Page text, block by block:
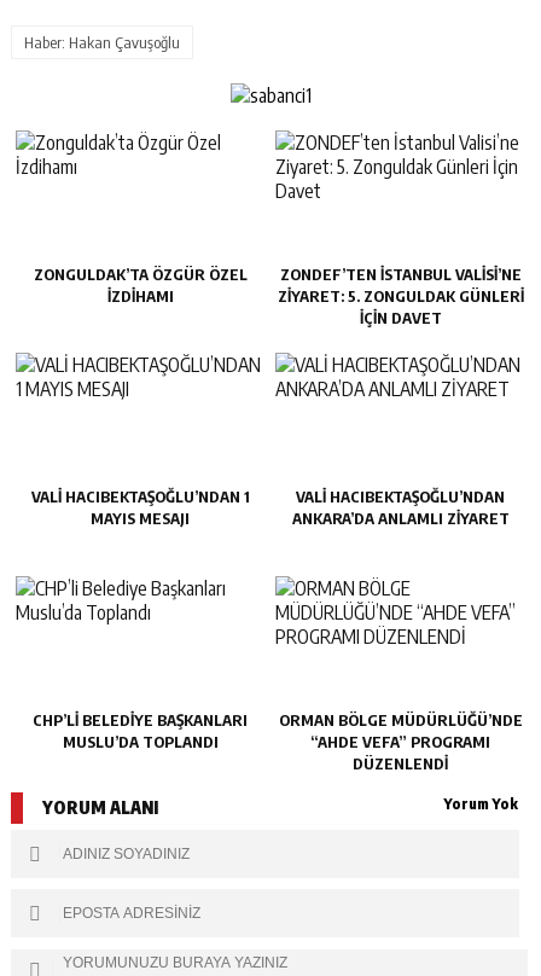
Haber: Hakan Çavuşoğlu
ZONGULDAK’TA ÖZGÜR ÖZEL
İZDIHAMI
ZONDEF’TEN İSTANBUL VALISI’NE
ZIYARET: 5. ZONGULDAK GÜNLERI
İÇIN DAVET
VALİ HACIBEKTAŞOĞLU’NDAN 1
MAYIS MESAJI
VALİ HACIBEKTAŞOĞLU’NDAN
ANKARA’DA ANLAMLI ZİYARET
CHP’LI BELEDIYE BAŞKANLARI
MUSLU’DA TOPLANDI
ORMAN BÖLGE MÜDÜRLÜĞÜ’NDE
“AHDE VEFA” PROGRAMI
DÜZENLENDİ
YORUM ALANI Yorum Yok